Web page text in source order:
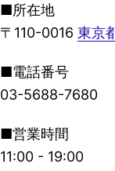
■所在地
〒110-0016 東京
■電話番号
03-5688-7680
■営業時間
11:00 - 19:00